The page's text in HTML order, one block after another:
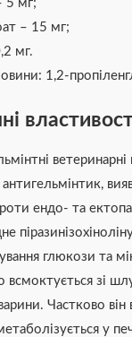
5 мг;
– 15 мг;
мг.
1,2-
антигельмінтик,
ендо- та
глюкози та
всмоктується зі
Частково
у